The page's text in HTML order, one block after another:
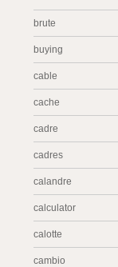
brute
buying
cable
cache
cadre
cadres
calandre
calculator
calotte
cambio